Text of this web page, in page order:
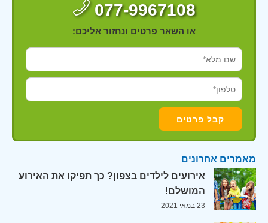
077-9967108
או השאר פרטים ונחזור אליכם:
מאמרים אחרונים
אירועים לילדים בצפון? כך תפיקו את האירוע
המושלם!
23 במאי 2021